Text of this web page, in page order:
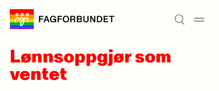
Lønnsoppgjør som
ventet